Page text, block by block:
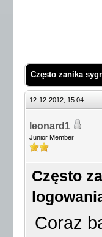
Często zanika
12-12-2012, 15:04
leonard1
Junior Member
Często
Coraz